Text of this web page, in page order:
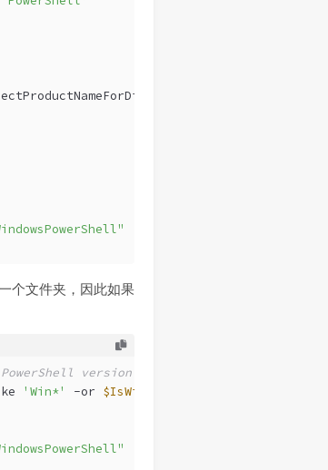
个文件夹，因此如果
version
'Win*' -or $IsWindows